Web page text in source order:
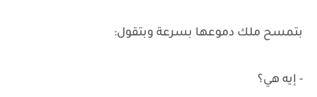
بتمسح ملك دموعها بسرعة وبتقول:
- إيه هي؟